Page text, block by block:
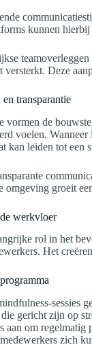
kunnen
versterkt. Deze
transparantie
vormen de
voelen.
kan leiden tot een
omgeving groeit
werkvloer
rol in het
Het
sessies
gericht zijn op
aan om regelmatig
zich